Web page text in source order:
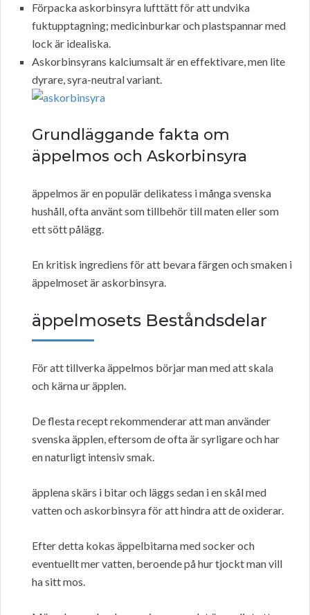
Förpacka askorbinsyra lufttätt för att undvika
fuktupptagning; medicinburkar och plastspannar med
lock är idealiska.
Askorbinsyrans kalciumsalt är en effektivare, men lite
dyrare, syra-neutral variant.
Grundläggande fakta om
äppelmos och Askorbinsyra
äppelmos är en populär delikatess i många svenska
hushåll, ofta använt som tillbehör till maten eller som
ett sött pålägg.
En kritisk ingrediens för att bevara färgen och smaken i
äppelmoset är askorbinsyra.
äppelmosets Beståndsdelar
För att tillverka äppelmos börjar man med att skala
och kärna ur äpplen.
De flesta recept rekommenderar att man använder
svenska äpplen, eftersom de ofta är syrligare och har
en naturligt intensiv smak.
äpplena skärs i bitar och läggs sedan i en skål med
vatten och askorbinsyra för att hindra att de oxiderar.
Efter detta kokas äppelbitarna med socker och
eventuellt mer vatten, beroende på hur tjockt man vill
ha sitt mos.